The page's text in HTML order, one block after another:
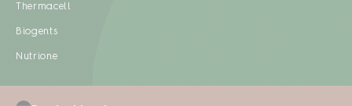
Thermacell
Biogents
Nutrione